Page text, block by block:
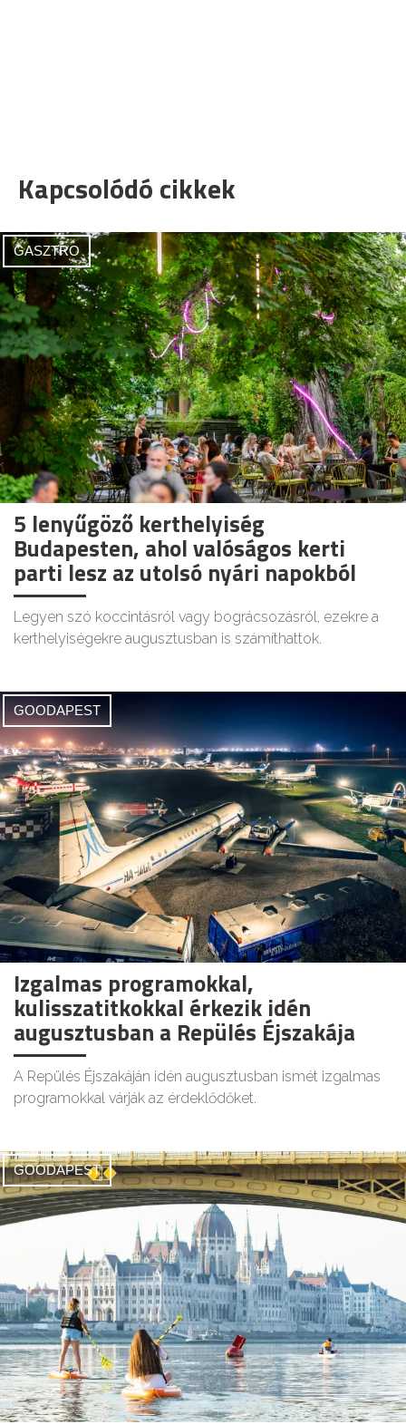
Kapcsolódó cikkek
GASZTRO
5 lenyűgöző kerthelyiség
Budapesten, ahol valóságos kerti
parti lesz az utolsó nyári napokból
Legyen szó koccintásról vagy bográcsozásról, ezekre a
kerthelyiségekre augusztusban is számíthattok.
GOODAPEST
Izgalmas programokkal,
kulisszatitkokkal érkezik idén
augusztusban a Repülés Éjszakája
A Repülés Éjszakáján idén augusztusban ismét izgalmas
programokkal várják az érdeklődőket.
GOODAPEST